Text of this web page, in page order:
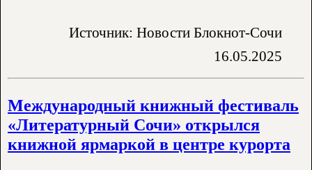
Источник: Новости Блокнот-Сочи
16.05.2025
Международный книжный фестиваль
«Литературный Сочи» открылся
книжной ярмаркой в центре курорта